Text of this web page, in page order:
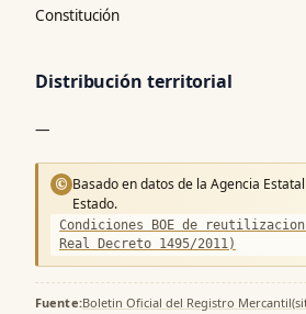
Constitución
Distribución territorial
—
© Basado en datos de la Agencia
Estado.
Condiciones BOE de
Real Decreto 1495/2011)
Fuente:Boletin Oficial del Registro Mercantil